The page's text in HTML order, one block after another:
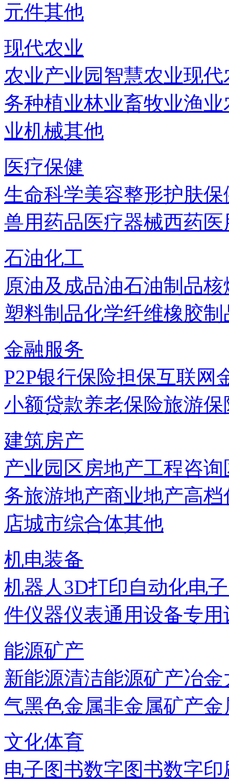
元件其他
现代农业
农业产业园智慧农业现代
务种植业林业畜牧业渔业
业机械其他
医疗保健
生命科学美容整形护肤保
兽用药品医疗器械西药
石油化工
原油及成品油石油制品核
塑料制品化学纤维橡胶制
金融服务
P2P银行保险担保互联网
小额贷款养老保险旅游保
建筑房产
产业园区房地产工程咨询
务旅游地产商业地产高档
店城市综合体其他
机电装备
机器人3D打印自动化电
件仪器仪表通用设备专用
能源矿产
新能源清洁能源矿产冶金
气黑色金属非金属矿产金
文化体育
电子图书数字图书数字印